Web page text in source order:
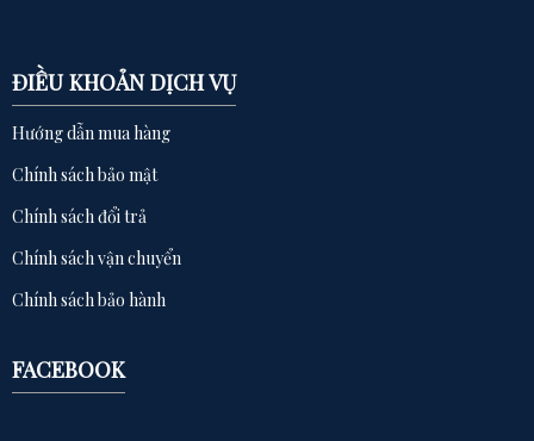
ĐIỀU KHOẢN DỊCH VỤ
Hướng dẫn mua hàng
Chính sách bảo mật
Chính sách đổi trả
Chính sách vận chuyển
Chính sách bảo hành
FACEBOOK